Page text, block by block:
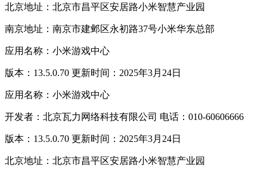
北京地址：北京市昌平区安居路小米智慧产业园
南京地址：南京市建邺区永初路37号小米华东总部
应用名称：小米游戏中心
版本：13.5.0.70 更新时间：2025年3月24日
应用名称：小米游戏中心
开发者：北京瓦力网络科技有限公司 电话：010-60606666
版本：13.5.0.70 更新时间：2025年3月24日
北京地址：北京市昌平区安居路小米智慧产业园